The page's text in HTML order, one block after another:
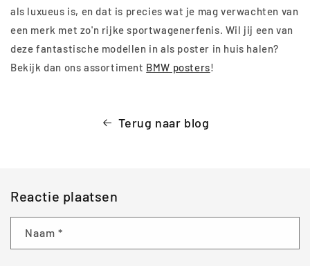
als luxueus is, en dat is precies wat je mag verwachten van
een merk met zo'n rijke sportwagenerfenis. Wil jij een van
deze fantastische modellen in als poster in huis halen?
Bekijk dan ons assortiment BMW posters!
Terug naar blog
Reactie plaatsen
Naam *